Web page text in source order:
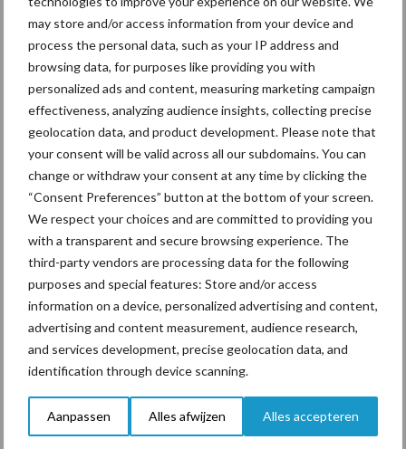
may store and/or access information from your device and
process the personal data, such as your IP address and
browsing data, for purposes like providing you with
personalized ads and content, measuring marketing campaign
effectiveness, analyzing audience insights, collecting precise
geolocation data, and product development. Please note that
your consent will be valid across all our subdomains. You can
change or withdraw your consent at any time by clicking the
“Consent Preferences” button at the bottom of your screen.
We respect your choices and are committed to providing you
with a transparent and secure browsing experience. The
third-party vendors are processing data for the following
purposes and special features: Store and/or access
information on a device, personalized advertising and content,
advertising and content measurement, audience research,
and services development, precise geolocation data, and
identification through device scanning.
Aanpassen Alles afwijzen Alles accepteren
Primaire
Sidebar
Recent nieuws Partner nieuws
6 aug
ForFarmers ziet volume en
marktaandeel groeien in krimpende
Nederlandse markt
6 aug
Tien praktische tips voor een
Mastitis Hittestress
Toon meer